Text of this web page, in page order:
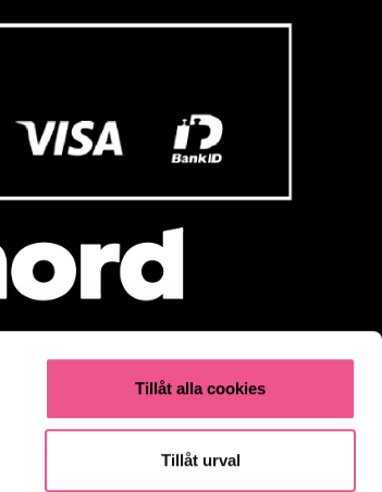
Tillåt alla cookies
Tillåt urval
Populärt